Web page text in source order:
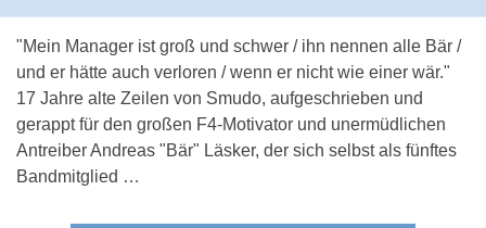
"Mein Manager ist groß und schwer / ihn nennen alle Bär /
und er hätte auch verloren / wenn er nicht wie einer wär."
17 Jahre alte Zeilen von Smudo, aufgeschrieben und
gerappt für den großen F4-Motivator und unermüdlichen
Antreiber Andreas "Bär" Läsker, der sich selbst als fünftes
Bandmitglied …